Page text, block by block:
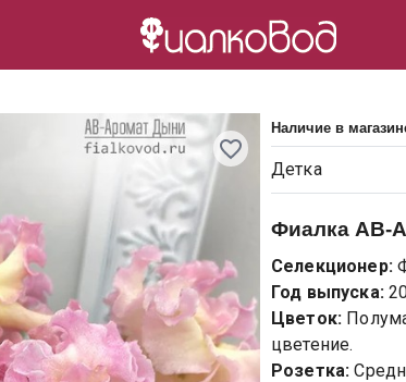
Наличие в
Детка
Фиалка АВ-
Селекционер:
Год выпуска:
Цветок:
цветение.
Розетка: